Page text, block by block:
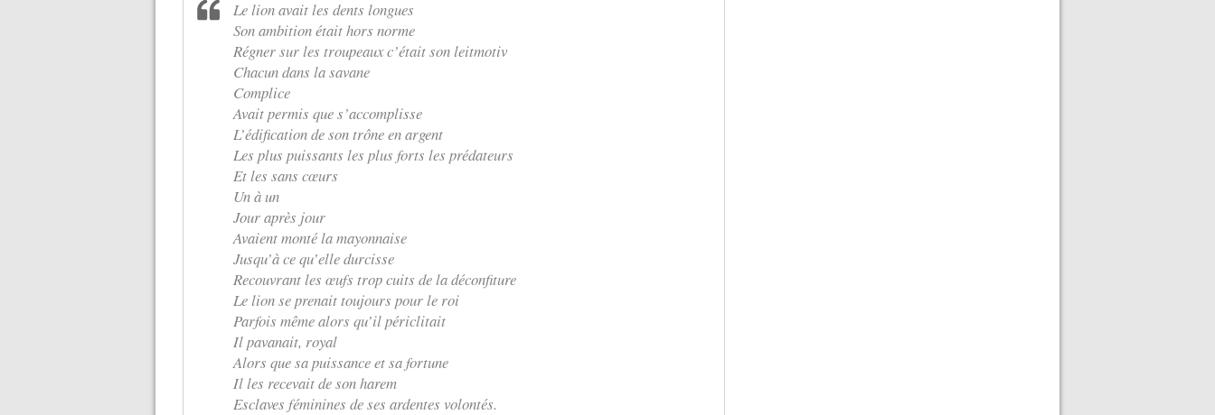
Le lion avait les dents longues
Son ambition était hors norme
Régner sur les troupeaux c’était son leitmotiv
Chacun dans la savane
Complice
Avait permis que s’accomplisse
L’édification de son trône en argent
Les plus puissants les plus forts les prédateurs
Et les sans cœurs
Un à un
Jour après jour
Avaient monté la mayonnaise
Jusqu’à ce qu’elle durcisse
Recouvrant les œufs trop cuits de la déconfiture
Le lion se prenait toujours pour le roi
Parfois même alors qu’il périclitait
Il pavanait, royal
Alors que sa puissance et sa fortune
Il les recevait de son harem
Esclaves féminines de ses ardentes volontés.